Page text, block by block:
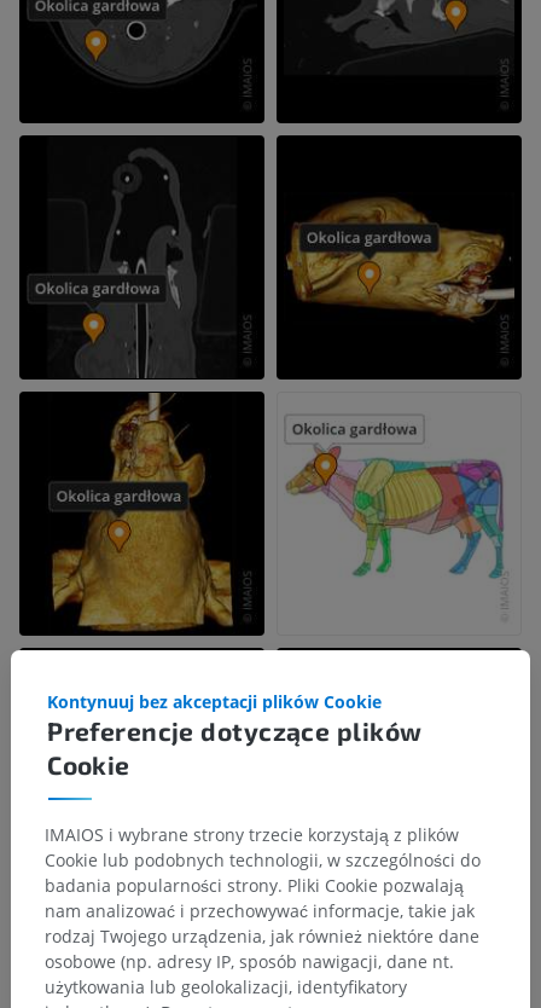
Preferencje dotyczące plików
Cookie
Kontynuuj bez akceptacji plików Cookie
IMAIOS i wybrane strony trzecie korzystają z plików
Cookie lub podobnych technologii, w szczególności do
badania popularności strony. Pliki Cookie pozwalają
nam analizować i przechowywać informacje, takie jak
rodzaj Twojego urządzenia, jak również niektóre dane
osobowe (np. adresy IP, sposób nawigacji, dane nt.
użytkowania lub geolokalizacji, identyfikatory